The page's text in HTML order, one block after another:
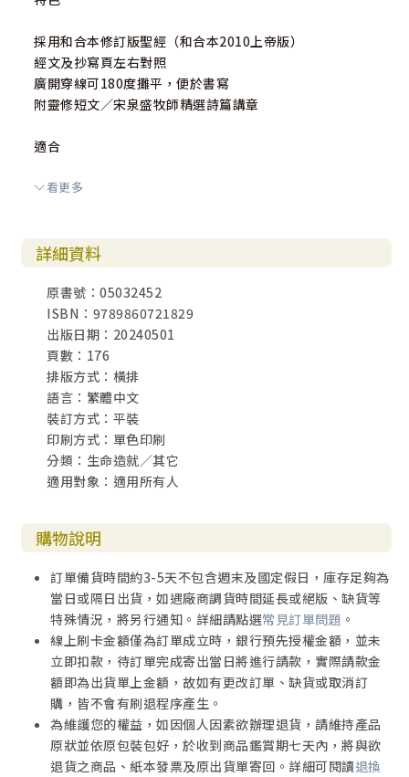
採用和合本修訂版聖經（和合本2010上帝版）
經文及抄寫頁左右對照
廣開穿線可180度攤平，便於書寫
附靈修短文／宋泉盛牧師精選詩篇講章
適合
個人靈修閱讀、手抄聖經
■詩篇
「詩篇」希伯來原文乃頌讚之意，為一部祈禱和讚美的書，
按其主旨可分為五卷。這些詩篇充分抒發人們在各種遭遇中
的內心感受和對神的思慕、讚美，這些禱詞的性質有個人
的，也有民族的，反映神子民全體的願望，幫助人向神敞開
心扉，尋求指引。
■手抄
人生應該細細品味、生命值得慢慢品嚐。手抄經文可以幫助
我們把時間與精神專注於詩篇的珍貴，在一字一句間停頓、
回味與深思。這本《手到心至抄寫本：詩篇》不以方格限制
少理解整句經文含意的機會，《手到心至抄寫本：詩篇》則
以經節為單位，引導抄寫者按著句子，以更自由的步調，在
■心讀
抄寫是為了幫助思想，不用求快、無須貪多。宜自行設定進
度，讓抄寫與讀經成為個人與上主相處的珍貴享受。經文選
用《和合本2010》，既保留雋永文字風格，也能避免艱澀用
字產生的誤解。並選錄幾篇宋泉盛牧師的詩篇講章系列，提
供抄寫者不同的領受，願每位願意抄寫詩篇的使用者，都能
藉由《手到心至抄寫本：詩篇》得著祝福，在恩典中擁有喜
樂、平安的豐富人生。
看更多
詳細資料
原書號：05032452
ISBN：9789860721829
出版日期：20240501
頁數：176
排版方式：橫排
語言：繁體中文
裝訂方式：平裝
印刷方式：單色印刷
分類：生命造就／其它
適用對象：適用所有人
購物說明
訂單備貨時間約3-5天不包含週末及國定假日，庫存足夠為
當日或隔日出貨，如遇廠商調貨時間延長或絕版、缺貨等
特殊情況，將另行通知。詳細請點選常見訂單問題 。
線上刷卡金額僅為訂單成立時，銀行預先授權金額，並未
立即扣款，待訂單完成寄出當日將進行請款，實際請款金
額即為出貨單上金額，故如有更改訂單、缺貨或取消訂
購，皆不會有刷退程序產生。
為維護您的權益，如因個人因素欲辦理退貨，請維持產品
原狀並依原包裝包好，於收到商品鑑賞期七天內，將與欲
退貨之商品、紙本發票及原出貨單寄回。詳細可閱讀退換